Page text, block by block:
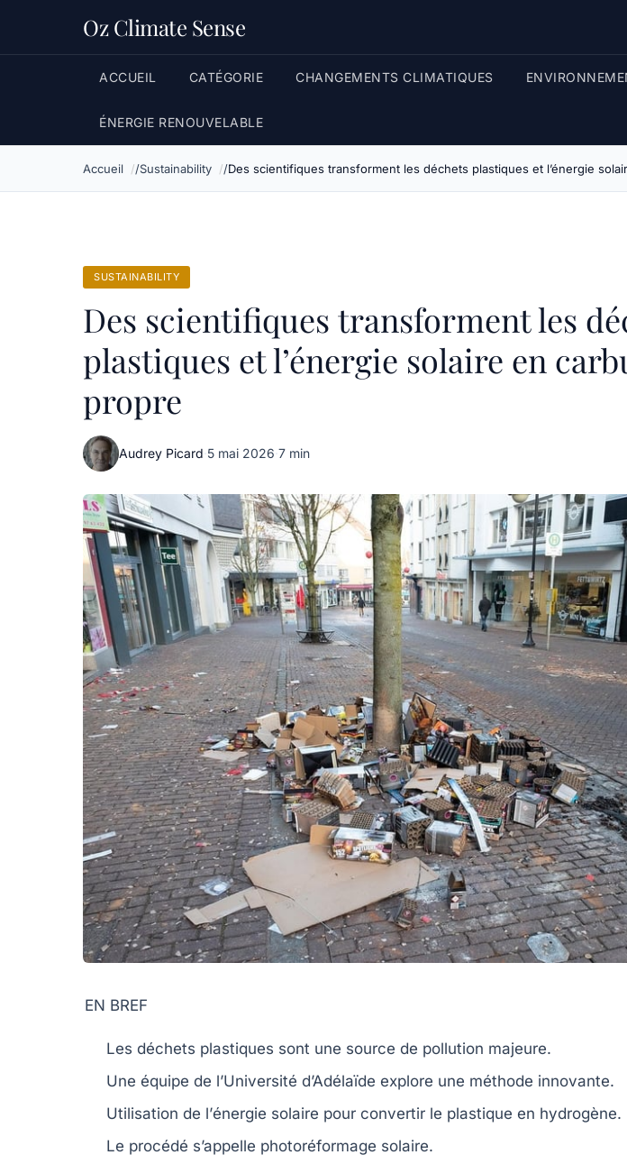
Oz Climate Sense
ACCUEIL CATÉGORIE CHANGEMENTS CLIMATIQUES
ÉNERGIE RENOUVELABLE
Accueil Sustainability Des scientifiques transforment les déchets plastiques et l’énergie
SUSTAINABILITY
Des scientifiques transforment les
plastiques et l’énergie solaire en
propre
Audrey Picard·5 mai 2026·7 min
EN BREF
Les déchets plastiques sont une source de pollution majeure.
Une équipe de l’Université d’Adélaïde explore une méthode innovante.
Utilisation de l’énergie solaire pour convertir le plastique en hydrogène.
Le procédé s’appelle photoréformage solaire.